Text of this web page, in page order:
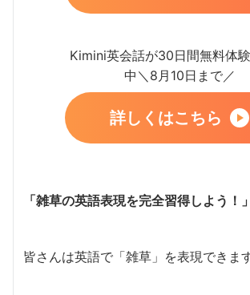
Kimini英会話が30日間無料体
中＼8月10日まで／
詳しくはこちら
「雑草の英語表現を完全習得しよう！」
皆さんは英語で「雑草」を表現できま